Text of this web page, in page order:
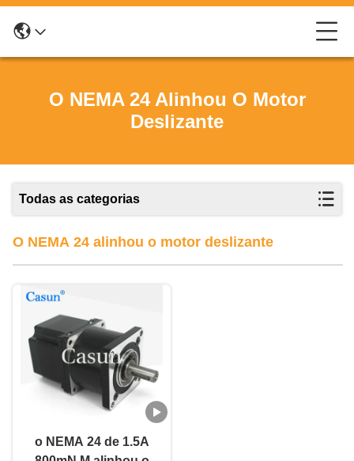
O NEMA 24 Alinhou O Motor
Deslizante
Todas as categorias
O NEMA 24 alinhou o motor deslizante
o NEMA 24 de 1.5A